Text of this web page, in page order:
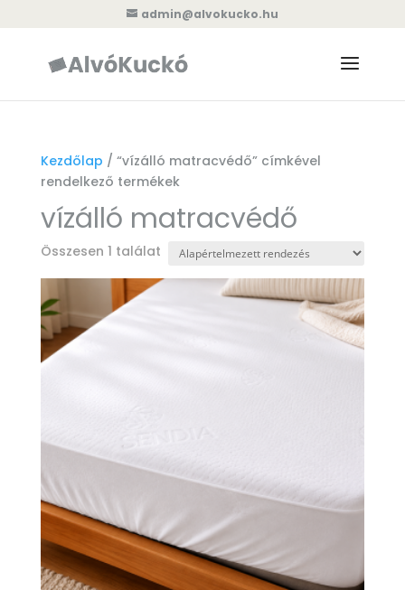
admin@alvokucko.hu
Kezdőlap / “vízálló matracvédő” címkével
rendelkező termékek
vízálló matracvédő
Összesen 1 találat